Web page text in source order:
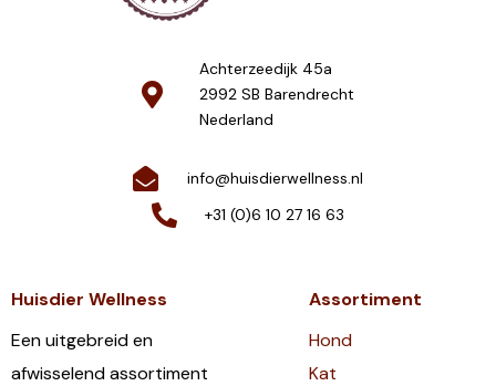
Achterzeedijk 45a
2992 SB Barendrecht
Nederland
info@huisdierwellness.nl
+31 (0)6 10 27 16 63
Huisdier Wellness
Een uitgebreid en
afwisselend assortiment
Assortiment
Hond
Kat